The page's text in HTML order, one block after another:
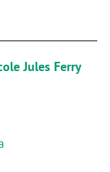
Jules Ferry